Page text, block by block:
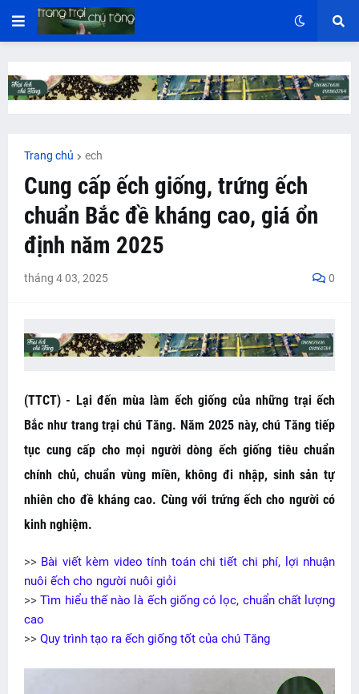
Trang chủ ech
Cung cấp ếch giống, trứng ếch
chuẩn Bắc đề kháng cao, giá ổn
định năm 2025
tháng 4 03, 2025 0
(TTCT) - Lại đến mùa làm ếch giống của những trại ếch
Bắc như trang trại chú Tăng. Năm 2025 này, chú Tăng tiếp
tục cung cấp cho mọi người dòng ếch giống tiêu chuẩn
chính chủ, chuẩn vùng miền, không đi nhập, sinh sản tự
nhiên cho đề kháng cao. Cùng với trứng ếch cho người có
kinh nghiệm.
>> Bài viết kèm video tính toán chi tiết chi phí, lợi nhuận
nuôi ếch cho người nuôi giỏi
>>Tìm hiểu thế nào là ếch giống có lọc, chuẩn chất lượng
cao
>> Quy trình tạo ra ếch giống tốt của chú Tăng